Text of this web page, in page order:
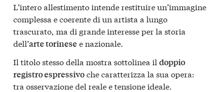
L’intero allestimento intende restituire un’immagine
complessa e coerente di un artista a lungo
trascurato, ma di grande interesse per la storia
dell’arte torinese e nazionale.
Il titolo stesso della mostra sottolinea il doppio
registro espressivoche caratterizza la sua opera:
tra osservazione del reale e tensione ideale.